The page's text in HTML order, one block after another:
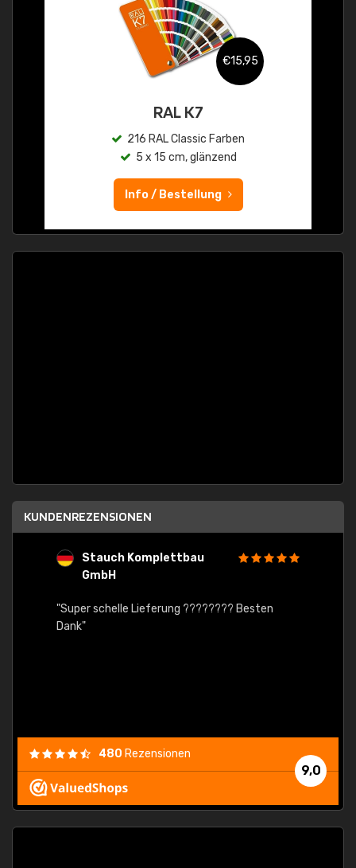
€15,95
RAL K7
216 RAL Classic Farben
5 x 15 cm, glänzend
Info / Bestellung
KUNDENREZENSIONEN
Stauch Komplettbau
GmbH
"Super schelle Lieferung ???????? Besten
Dank"
9,0
480 Rezensionen